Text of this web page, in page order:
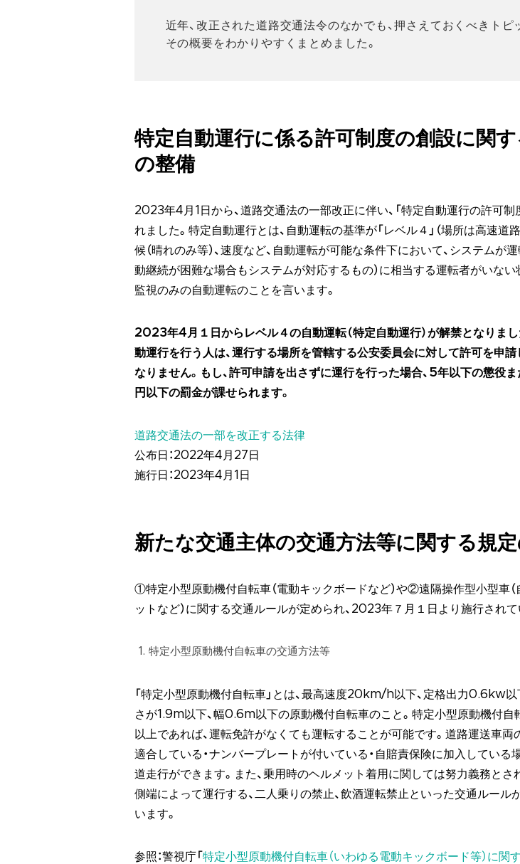
近年、改正された道路交通法令のなかでも、押さえておくべきトピ
その概要をわかりやすくまとめました。
特定自動運行に係る許可制度の創設に関
の整備
2023年4月1日から、道路交通法の一部改正に伴い、「特定自動運行の許可制
れました。特定自動運行とは、自動運転の基準が「レベル４」（場所は高速道路
候（晴れのみ等）、速度など、自動運転が可能な条件下において、システムが
動継続が困難な場合もシステムが対応するもの）に相当する運転者がいない
監視のみの自動運転のことを言います。
2023年4月１日からレベル４の自動運転（特定自動運行）が解禁となりまし
動運行を行う人は、運行する場所を管轄する公安委員会に対して許可を申請
なりません。もし、許可申請を出さずに運行を行った場合、5年以下の懲役
円以下の罰金が課せられます。
道路交通法の一部を改正する法律
公布日：2022年4月27日
施行日：2023年4月1日
新たな交通主体の交通方法等に関する規
①特定小型原動機付自転車（電動キックボードなど）や②遠隔操作型小型車（
ットなど）に関する交通ルールが定められ、2023年７月１日より施行されて
特定小型原動機付自転車の交通方法等
「特定小型原動機付自転車」とは、最高速度20km/h以下、定格出力0.6kw以
さが1.9m以下、幅0.6m以下の原動機付自転車のこと。特定小型原動機付自
以上であれば、運転免許がなくても運転することが可能です。道路運送車両
適合している・ナンバープレートが付いている・自賠責保険に加入している
道走行ができます。また、乗用時のヘルメット着用に関しては努力義務とさ
側端によって運行する、二人乗りの禁止、飲酒運転禁止といった交通ルール
います。
参照：警視庁「 特定小型原動機付自転車（いわゆる電動キックボード等）に関